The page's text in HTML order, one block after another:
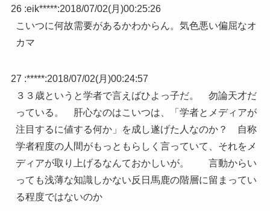
26 :eik*****:2018/07/02(月)00:25:26
こいつに何故需要があるかわからん。気色悪い偏屈なオ
カマ
27 :*****:2018/07/02(月)00:24:57
３３歳というと学者で言えばひよっ子だ。 勿論天才だ
っている。 肝心なのはこいつは、「学者とメディアが
注目するに値する何か」を成し遂げた人なのか？ 自称
学者程度の人間がもっともらしく言っていて、それをメ
ディアが取り上げるなんておかしいが。 言動からい
っても浅薄な知識しかない反日馬鹿の階層に留まってい
る程度ではないのか